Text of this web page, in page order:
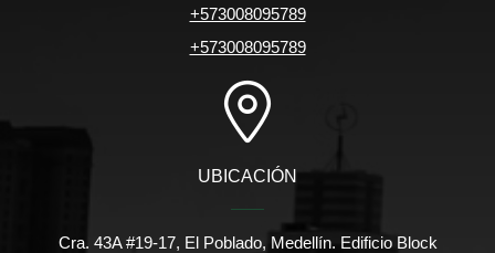
+573008095789
+573008095789
UBICACIÓN
Cra. 43A #19-17, El Poblado, Medellín. Edificio Block